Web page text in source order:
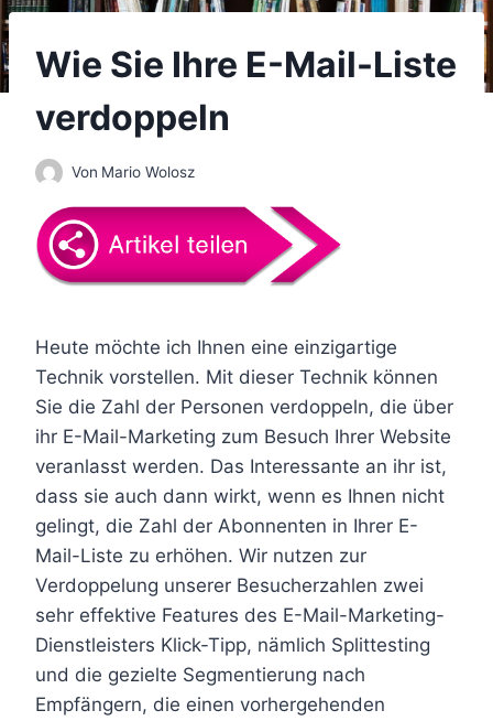
r
i
n
Wie Sie Ihre E-Mail-Liste
verdoppeln
Von Mario Wolosz
Heute möchte ich Ihnen eine einzigartige
Technik vorstellen. Mit dieser Technik können
Sie die Zahl der Personen verdoppeln, die über
ihr E-Mail-Marketing zum Besuch Ihrer Website
veranlasst werden. Das Interessante an ihr ist,
dass sie auch dann wirkt, wenn es Ihnen nicht
gelingt, die Zahl der Abonnenten in Ihrer E-
Mail-Liste zu erhöhen. Wir nutzen zur
Verdoppelung unserer Besucherzahlen zwei
sehr effektive Features des E-Mail-Marketing-
Dienstleisters Klick-Tipp, nämlich Splittesting
und die gezielte Segmentierung nach
Empfängern, die einen vorhergehenden